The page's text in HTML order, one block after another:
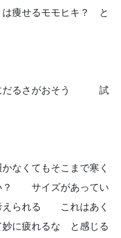
痩せるモモヒキ？ と
にだるさがおそう 試
くてもそこまで寒く
？ サイズがあってい
られる これはあく
に疲れるな と感じる